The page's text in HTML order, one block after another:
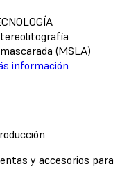
(MSLA)
información
y accesorios para